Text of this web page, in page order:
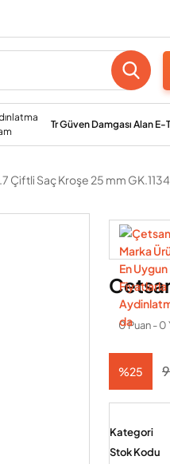
Tr Güven Damgası Alan
Çiftli Saç Kroşe 25 mm GK.1134
0 Puan - 0
%25
Kategori
Stok Kodu